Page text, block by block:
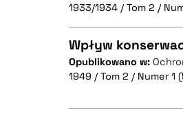
1933/1934 / Tom 2 /
CZYSTY
Wpływ
Opublikowano w:
1949 / Tom 2 / Numer 1